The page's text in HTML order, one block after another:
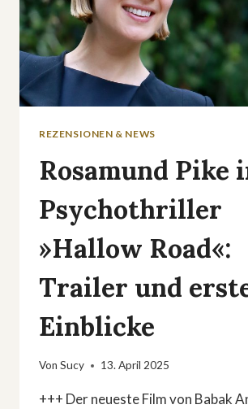
REZENSIONEN & NEWS
Rosamund Pike
Psychothriller
»Hallow Road«:
Trailer und
Einblicke
Von Sucy 13. April 2025
+++ Der neueste Film von Babak